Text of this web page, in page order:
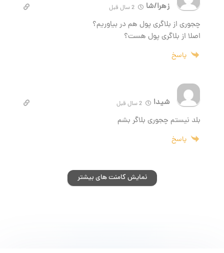
زهرا/شا 2 سال قبل
چجوری از بلاگری پول هم در بیاوریم؟
اصلا از بلاگری پول هست؟
پاسخ
شیدا 2 سال قبل
بلد نیستم چجوری بلاگر بشم
پاسخ
نمایش کامنت های بیشتر